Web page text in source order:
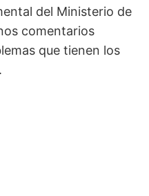
del Ministerio de
comentarios
que tienen los